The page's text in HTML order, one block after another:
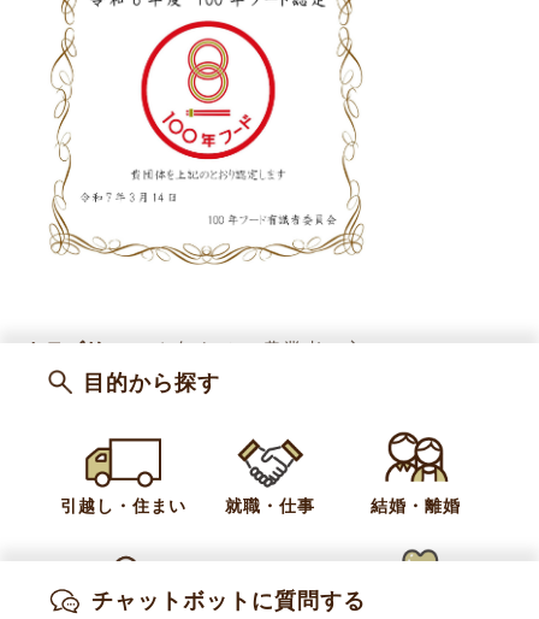
カテゴリー お知らせ 農業者の方へ
お問い合わせ
小布施町町全体活性化協議会事務局（小布施町
Fax:
026-247-3113
目的から探す
引越し・住まい 就職・仕事 結婚・離婚
チャットボットに質問する